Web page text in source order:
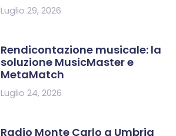
Luglio 29, 2026
Rendicontazione musicale: la
soluzione MusicMaster e
MetaMatch
Luglio 24, 2026
Radio Monte Carlo a Umbria